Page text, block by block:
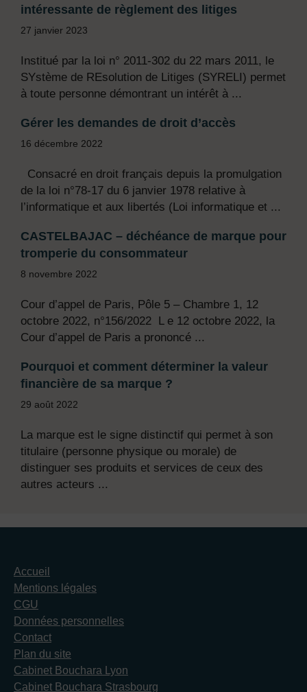
intéressante de règlement des litiges
27 janvier 2023
Institué par la loi n° 2011-302 du 22 mars 2011, le
SYstème de REsolution de Litiges (SYRELI) permet
à toute personne démontrant un intérêt à ...
Gérer les demandes de droit d’accès
16 décembre 2022
Consacré en droit français depuis la promulgation
de la loi n°78-17 du 6 janvier 1978 relative à
l’informatique et aux libertés (Loi informatique et ...
CASTELBAJAC – déchéance de marque pour
tromperie du consommateur
8 novembre 2022
Cour d’appel de Paris, Pôle 5 – Chambre 1, 12
octobre 2022, n°156/2022 L e 12 octobre 2022, la
Cour d’appel de Paris a prononcé ...
Pourquoi et comment déterminer la valeur
financière de sa marque ?
29 août 2022
La marque est le signe distinctif qui permet à son
titulaire (personne physique ou morale) de
distinguer ses produits et services de ceux des
autres acteurs ...
Accueil
Mentions légales
CGU
Données personnelles
Contact
Plan du site
Cabinet Bouchara Lyon
Cabinet Bouchara Strasbourg